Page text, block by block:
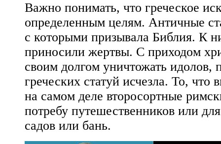
Важно понимать, что греческое
определенным целям. Античные
с которыми призывала Библия. К
приносили жертвы. С приходом
своим долгом уничтожать идолов,
греческих статуй исчезла. То, что
на самом деле второсортные
потребу путешественников или
садов или бань.